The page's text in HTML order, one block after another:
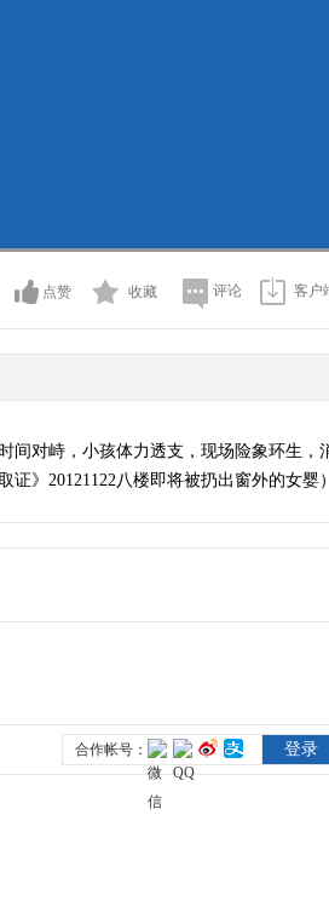
点赞 收藏 评论 客户
间对峙，小孩体力透支，现场险象环生，
》20121122八楼即将被扔出窗外的女婴）